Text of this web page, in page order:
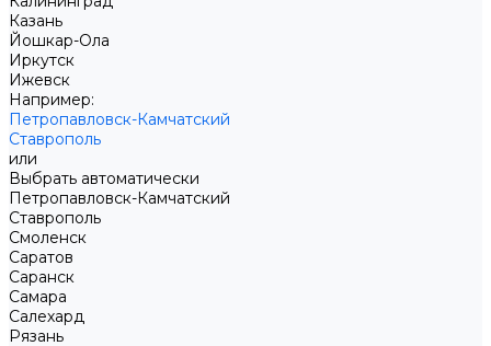
Казань
Йошкар-Ола
Иркутск
Ижевск
Например:
Петропавловск-Камчатский
Ставрополь
или
Выбрать автоматически
Петропавловск-Камчатский
Ставрополь
Смоленск
Саратов
Саранск
Самара
Салехард
Рязань